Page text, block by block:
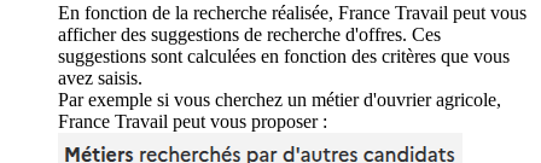
En fonction de la recherche réalisée, France Travail peut vous
afficher des suggestions de recherche d'offres. Ces
suggestions sont calculées en fonction des critères que vous
avez saisis.
Par exemple si vous cherchez un métier d'ouvrier agricole,
France Travail peut vous proposer :